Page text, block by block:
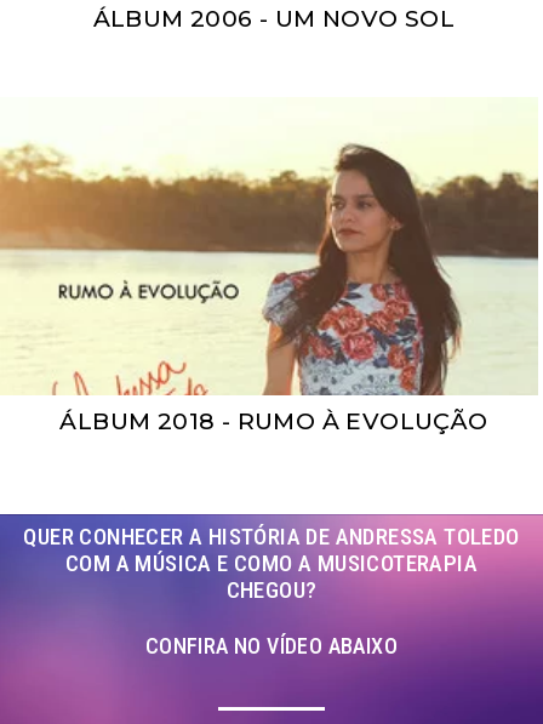
ÁLBUM 2006 - UM NOVO SOL
ÁLBUM 2021 - CANÇÃO SISTÊMICA
Integrando o Ser que Sou
ÁLBUM 2018 - RUMO À EVOLUÇÃO
QUER CONHECER A HISTÓRIA DE ANDRESSA TOLEDO
COM A MÚSICA E COMO A MUSICOTERAPIA
CHEGOU?
CONFIRA NO VÍDEO ABAIXO